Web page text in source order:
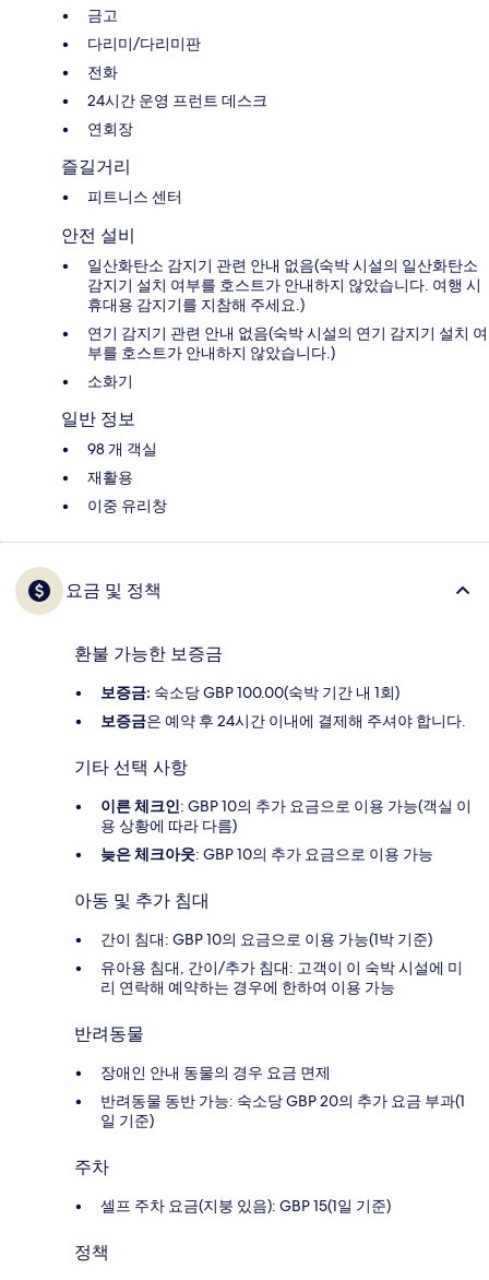
금고
다리미/다리미판
전화
24시간 운영 프런트 데스크
연회장
즐길거리
피트니스 센터
안전 설비
일산화탄소 감지기 관련 안내 없음(숙박 시설의 일산화탄소
감지기 설치 여부를 호스트가 안내하지 않았습니다. 여행 시
휴대용 감지기를 지참해 주세요.)
연기 감지기 관련 안내 없음(숙박 시설의 연기 감지기 설치 여
부를 호스트가 안내하지 않았습니다.)
소화기
일반 정보
98 개 객실
재활용
이중 유리창
요금 및 정책
환불 가능한 보증금
보증금: 숙소당 GBP 100.00(숙박 기간 내 1회)
보증금은 예약 후 24시간 이내에 결제해 주셔야 합니다.
기타 선택 사항
이른 체크인: GBP 10의 추가 요금으로 이용 가능(객실 이
용 상황에 따라 다름)
늦은 체크아웃: GBP 10의 추가 요금으로 이용 가능
아동 및 추가 침대
간이 침대: GBP 10의 요금으로 이용 가능(1박 기준)
유아용 침대, 간이/추가 침대: 고객이 이 숙박 시설에 미
리 연락해 예약하는 경우에 한하여 이용 가능
반려동물
장애인 안내 동물의 경우 요금 면제
반려동물 동반 가능: 숙소당 GBP 20의 추가 요금 부과(1
일 기준)
주차
셀프 주차 요금(지붕 있음): GBP 15(1일 기준)
정책